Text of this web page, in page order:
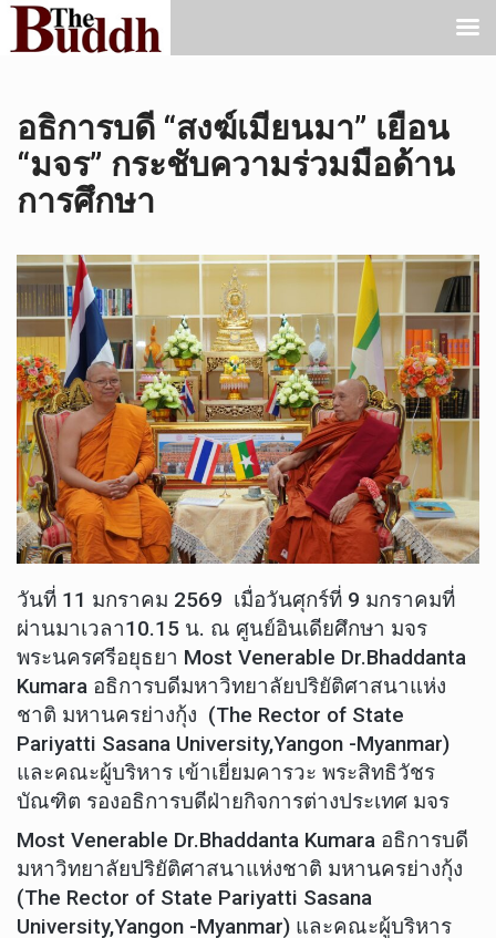
อธิการบดี “สงฆ์เมียนมา” เยือน
“มจร” กระชับความร่วมมือด้าน
การศึกษา
วันที่ 11 มกราคม 2569 เมื่อวันศุกร์ที่ 9 มกราคมที่
ผ่านมาเวลา10.15 น. ณ ศูนย์อินเดียศึกษา มจร
พระนครศรีอยุธยา Most Venerable Dr.Bhaddanta
Kumara อธิการบดีมหาวิทยาลัยปริยัติศาสนาแห่ง
ชาติ มหานครย่างกุ้ง (The Rector of State
Pariyatti Sasana University,Yangon -Myanmar)
และคณะผู้บริหาร เข้าเยี่ยมคารวะ พระสิทธิวัชร
บัณฑิต รองอธิการบดีฝ่ายกิจการต่างประเทศ มจร
Most Venerable Dr.Bhaddanta Kumara อธิการบดี
มหาวิทยาลัยปริยัติศาสนาแห่งชาติ มหานครย่างกุ้ง
(The Rector of State Pariyatti Sasana
University,Yangon -Myanmar) และคณะผู้บริหาร